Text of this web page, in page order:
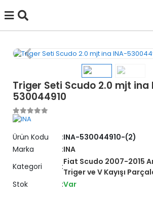
Triger Seti Scudo 2.0 mjt ina
530044910
Ürün Kodu
INA-530044910-(2)
Marka
INA
Kategori
Fiat Scudo 2007-2015
Triger ve V Kayışı
Stok
Var